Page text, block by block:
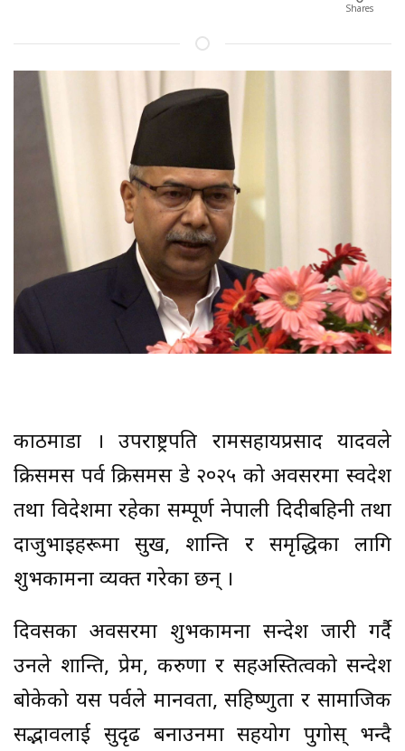
Shares
काठमाडौँ । उपराष्ट्रपति रामसहायप्रसाद यादवले
क्रिसमस पर्व क्रिसमस डे २०२५ को अवसरमा स्वदेश
तथा विदेशमा रहेका सम्पूर्ण नेपाली दिदीबहिनी तथा
दाजुभाइहरूमा सुख, शान्ति र समृद्धिका लागि
शुभकामना व्यक्त गरेका छन् ।
दिवसका अवसरमा शुभकामना सन्देश जारी गर्दै
उनले शान्ति, प्रेम, करुणा र सहअस्तित्वको सन्देश
बोकेको यस पर्वले मानवता, सहिष्णुता र सामाजिक
सद्भावलाई सुदृढ बनाउनमा सहयोग पुगोस् भन्दै